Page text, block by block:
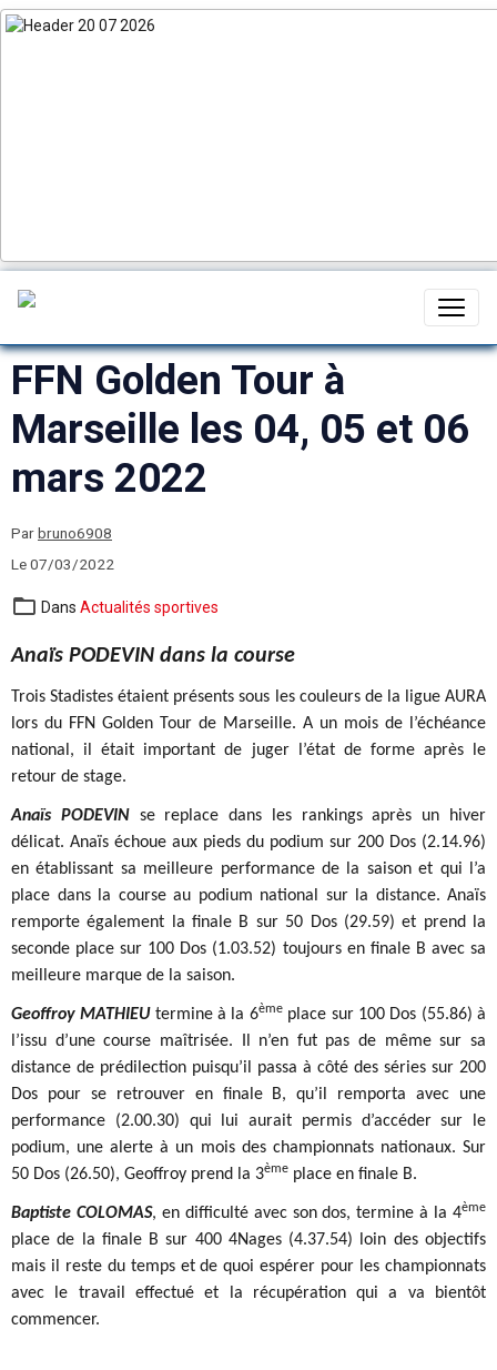
FFN Golden Tour à
Marseille les 04, 05 et 06
mars 2022
Parbruno6908
Le 07/03/2022
Dans Actualités sportives
Anaïs PODEVIN dans la course
Trois Stadistes étaient présents sous les couleurs de la ligue AURA
lors du FFN Golden Tour de Marseille. A un mois de l’échéance
national, il était important de juger l’état de forme après le
retour de stage.
Anaïs PODEVINse replace dans les rankings après un hiver
délicat. Anaïs échoue aux pieds du podium sur 200 Dos (2.14.96)
en établissant sa meilleure performance de la saison et qui l’a
place dans la course au podium national sur la distance. Anaïs
remporte également la finale B sur 50 Dos (29.59) et prend la
seconde place sur 100 Dos (1.03.52) toujours en finale B avec sa
meilleure marque de la saison.
Geoffroy MATHIEUtermine à la 6èmeplace sur 100 Dos (55.86) à
l’issu d’une course maîtrisée. Il n’en fut pas de même sur sa
distance de prédilection puisqu’il passa à côté des séries sur 200
Dos pour se retrouver en finale B, qu’il remporta avec une
performance (2.00.30) qui lui aurait permis d’accéder sur le
podium, une alerte à un mois des championnats nationaux. Sur
50 Dos (26.50), Geoffroy prend la 3ème place en finale B.
Baptiste COLOMAS, en difficulté avec son dos, termine à la 4ème
place de la finale B sur 400 4Nages (4.37.54) loin des objectifs
mais il reste du temps et de quoi espérer pour les championnats
avec le travail effectué et la récupération qui a va bientôt
commencer.